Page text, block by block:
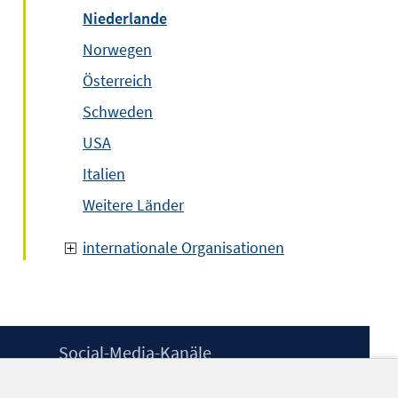
Niederlande
Norwegen
Österreich
Schweden
USA
Italien
Weitere Länder
internationale Organisationen
Social-Media-Kanäle